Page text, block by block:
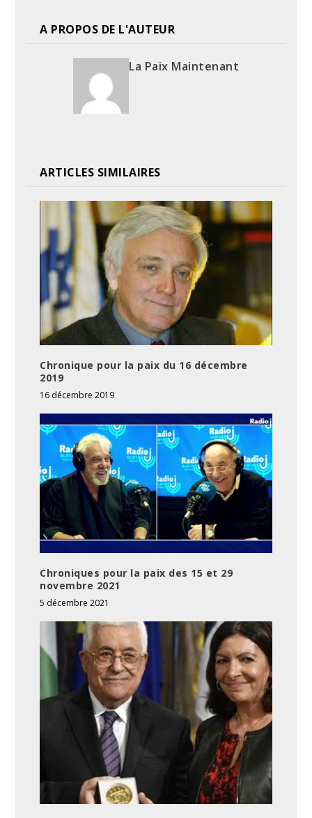
A PROPOS DE L'AUTEUR
La Paix Maintenant
ARTICLES SIMILAIRES
Chronique pour la paix du 16 décembre
2019
16 décembre 2019
Chroniques pour la paix des 15 et 29
novembre 2021
5 décembre 2021